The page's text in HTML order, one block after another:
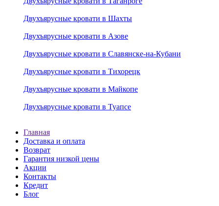
Двухъярусные кровати в Шахты
Двухъярусные кровати в Азове
Двухъярусные кровати в Славянске-на-Кубани
Двухъярусные кровати в Тихорецк
Двухъярусные кровати в Майкопе
Двухъярусные кровати в Туапсе
Главная
Доставка и оплата
Возврат
Гарантия низкой цены
Акции
Контакты
Кредит
Блог